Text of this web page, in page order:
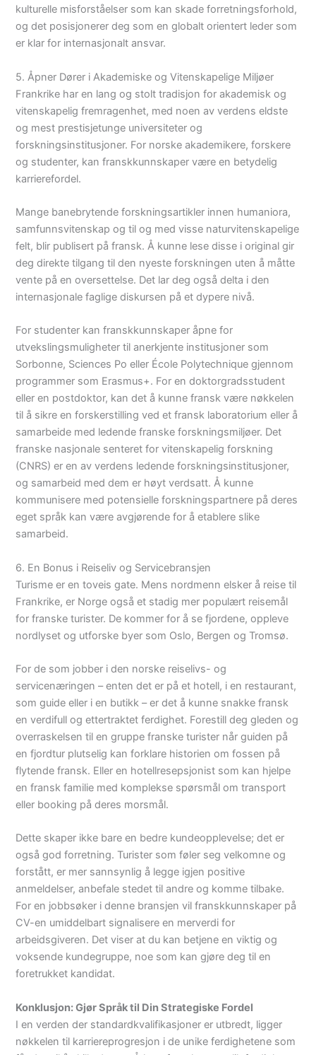
kulturelle misforståelser som kan skade forretningsforhold,
og det posisjonerer deg som en globalt orientert leder som
er klar for internasjonalt ansvar.
5. Åpner Dører i Akademiske og Vitenskapelige Miljøer
Frankrike har en lang og stolt tradisjon for akademisk og
vitenskapelig fremragenhet, med noen av verdens eldste
og mest prestisjetunge universiteter og
forskningsinstitusjoner. For norske akademikere, forskere
og studenter, kan franskkunnskaper være en betydelig
karrierefordel.
Mange banebrytende forskningsartikler innen humaniora,
samfunnsvitenskap og til og med visse naturvitenskapelige
felt, blir publisert på fransk. Å kunne lese disse i original gir
deg direkte tilgang til den nyeste forskningen uten å måtte
vente på en oversettelse. Det lar deg også delta i den
internasjonale faglige diskursen på et dypere nivå.
For studenter kan franskkunnskaper åpne for
utvekslingsmuligheter til anerkjente institusjoner som
Sorbonne, Sciences Po eller École Polytechnique gjennom
programmer som Erasmus+. For en doktorgradsstudent
eller en postdoktor, kan det å kunne fransk være nøkkelen
til å sikre en forskerstilling ved et fransk laboratorium eller å
samarbeide med ledende franske forskningsmiljøer. Det
franske nasjonale senteret for vitenskapelig forskning
(CNRS) er en av verdens ledende forskningsinstitusjoner,
og samarbeid med dem er høyt verdsatt. Å kunne
kommunisere med potensielle forskningspartnere på deres
eget språk kan være avgjørende for å etablere slike
samarbeid.
6. En Bonus i Reiseliv og Servicebransjen
Turisme er en toveis gate. Mens nordmenn elsker å reise til
Frankrike, er Norge også et stadig mer populært reisemål
for franske turister. De kommer for å se fjordene, oppleve
nordlyset og utforske byer som Oslo, Bergen og Tromsø.
For de som jobber i den norske reiselivs- og
servicenæringen – enten det er på et hotell, i en restaurant,
som guide eller i en butikk – er det å kunne snakke fransk
en verdifull og ettertraktet ferdighet. Forestill deg gleden og
overraskelsen til en gruppe franske turister når guiden på
en fjordtur plutselig kan forklare historien om fossen på
flytende fransk. Eller en hotellresepsjonist som kan hjelpe
en fransk familie med komplekse spørsmål om transport
eller booking på deres morsmål.
Dette skaper ikke bare en bedre kundeopplevelse; det er
også god forretning. Turister som føler seg velkomne og
forstått, er mer sannsynlig å legge igjen positive
anmeldelser, anbefale stedet til andre og komme tilbake.
For en jobbsøker i denne bransjen vil franskkunnskaper på
CV-en umiddelbart signalisere en merverdi for
arbeidsgiveren. Det viser at du kan betjene en viktig og
voksende kundegruppe, noe som kan gjøre deg til en
foretrukket kandidat.
Konklusjon: Gjør Språk til Din Strategiske Fordel
I en verden der standardkvalifikasjoner er utbredt, ligger
nøkkelen til karriereprogresjon i de unike ferdighetene som